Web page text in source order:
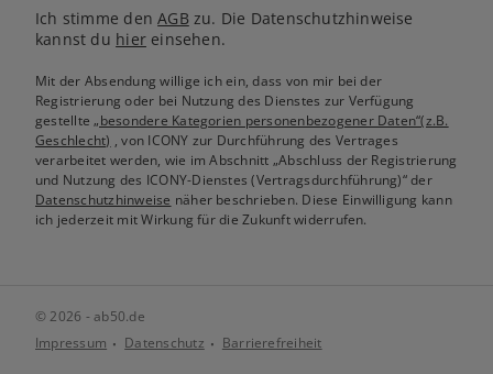
Ich stimme denAGB zu. Die Datenschutzhinweise
kannst du hiereinsehen.
Mit der Absendung willige ich ein, dass von mir bei der
Registrierung oder bei Nutzung des Dienstes zur Verfügung
gestellte„besondere Kategorien personenbezogener Daten“(z.B.
Geschlecht) , von ICONY zur Durchführung des Vertrages
verarbeitet werden, wie im Abschnitt „Abschluss der Registrierung
und Nutzung des ICONY-Dienstes (Vertragsdurchführung)“ der
Datenschutzhinweise näher beschrieben. Diese Einwilligung kann
ich jederzeit mit Wirkung für die Zukunft widerrufen.
© 2026 - ab50.de
Impressum
Datenschutz Barrierefreiheit